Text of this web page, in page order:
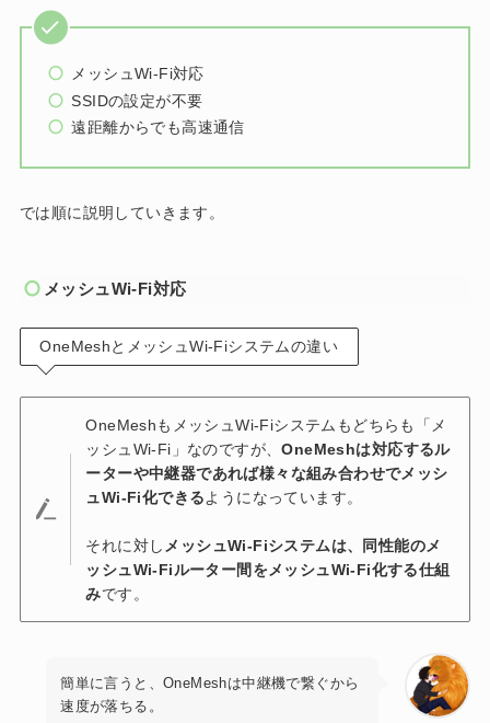
メッシュWi-Fi対応
SSIDの設定が不要
遠距離からでも高速通信
では順に説明していきます。
メッシュWi-Fi対応
OneMeshとメッシュWi-Fiシステムの違い
OneMeshもメッシュWi-Fiシステムもどちらも「メ
ッシュWi-Fi」なのですが、OneMeshは対応するル
ーターや中継器であれば様々な組み合わせでメッシ
ュWi-Fi化できるようになっています。
それに対し メッシュWi-Fiシステムは、同性能のメ
ッシュWi-Fiルーター間をメッシュWi-Fi化する仕組
みです。
簡単に言うと、OneMeshは中継機で繋ぐから
速度が落ちる。